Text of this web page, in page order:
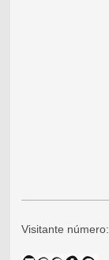
Visitante número: